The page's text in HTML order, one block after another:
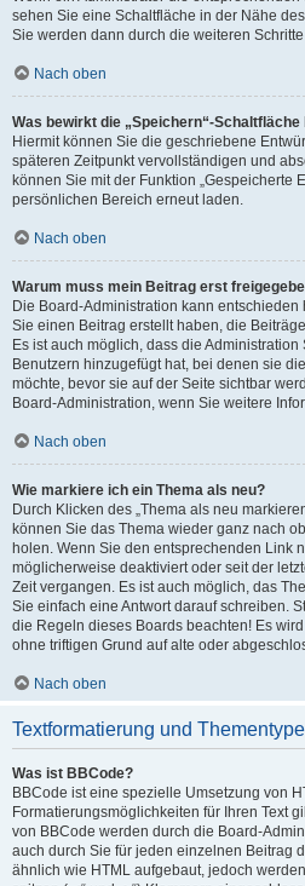
sehen Sie eine Schaltfläche in der Nähe
Sie werden dann durch die weiteren
Nach oben
Was bewirkt die „Speichern“-
Hiermit können Sie die geschriebene
späteren Zeitpunkt vervollständigen und
können Sie mit der Funktion „Gespeicherte
persönlichen Bereich erneut laden.
Nach oben
Warum muss mein Beitrag erst
Die Board-Administration kann
Sie einen Beitrag erstellt haben, die
Es ist auch möglich, dass die
Benutzern hinzugefügt hat, bei denen sie
möchte, bevor sie auf der Seite sichtbar
Board-Administration, wenn Sie weitere
Nach oben
Wie markiere ich ein Thema als neu?
Durch Klicken des „Thema als neu
können Sie das Thema wieder ganz nach
holen. Wenn Sie den entsprechenden Link
möglicherweise deaktiviert oder seit der
Zeit vergangen. Es ist auch möglich, das
Sie einfach eine Antwort darauf schreiben.
die Regeln dieses Boards beachten! Es
ohne triftigen Grund auf alte oder
Nach oben
Textformatierung und
Was ist BBCode?
BBCode ist eine spezielle Umsetzung von
Formatierungsmöglichkeiten für Ihren Text
von BBCode werden durch die Board-
auch durch Sie für jeden einzelnen Beitrag
ähnlich wie HTML aufgebaut, jedoch werden